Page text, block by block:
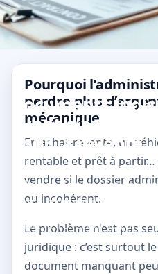
← Retour aux conseils
Documents
avant d’acheter
pour la revente
Un dossier incomplet peut
Liste des documents
l’achat d’un véhicule
Publié le10 février 2026
Pourquoi
perdre plus
mécanique
En achat-revente, un
rentable et prêt à partir…
vendre si le dossier
ou incohérent.
Le problème n’est pas
juridique : c’est surtout
document manquant